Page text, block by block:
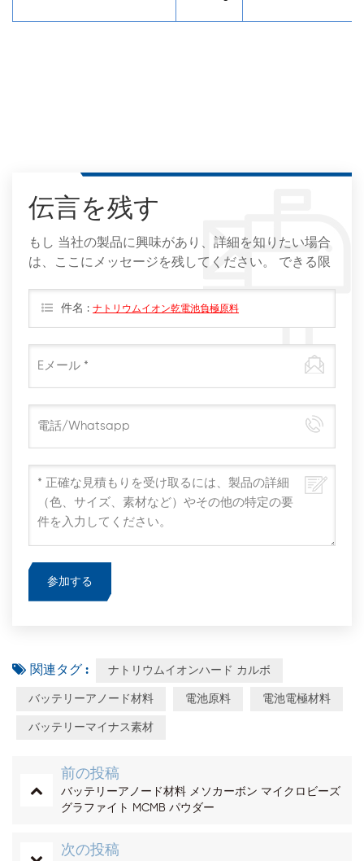
伝言を残す
もし 当社の製品に興味があり、詳細を知りたい場合
は、ここにメッセージを残してください。 できる限
件名 : ナトリウムイオン乾電池負極原料
関連タグ : ナトリウムイオンハード カルボ
バッテリーアノード材料 電池原料 電池電極材料
バッテリーマイナス素材
前の投稿
バッテリーアノード材料 メソカーボン マイクロビーズ
グラファイト MCMB パウダー
次の投稿